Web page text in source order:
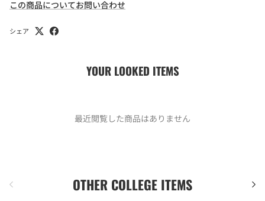
この商品についてお問い合わせ
シェア
YOUR LOOKED ITEMS
最近閲覧した商品はありません
前 OTHER COLLEGE ITEMS 次